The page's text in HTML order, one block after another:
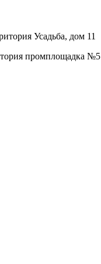
Усадьба, дом 11
промплощадка №5